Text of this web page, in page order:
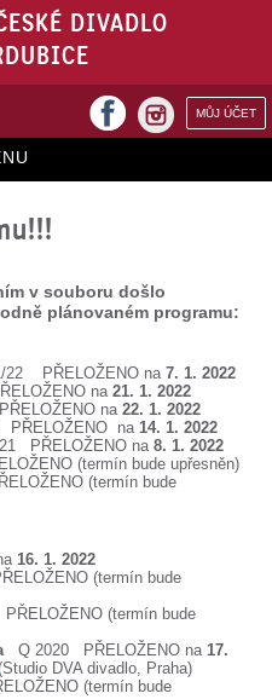
DIVADLO
MŮJ ÚČET
facebook
v souboru došlo
plánovaném programu:
22 PŘELOŽENO na7. 1. 2022
na21. 1. 2022
PŘELOŽENO na22. 1. 2022
PŘELOŽENO na14. 1. 2022
21 PŘELOŽENO na8. 1. 2022
(termín bude upřesněn)
(termín bude
16. 1. 2022
(termín bude
(termín bude
Q 2020 PŘELOŽENO na17.
DVA divadlo, Praha)
(termín bude